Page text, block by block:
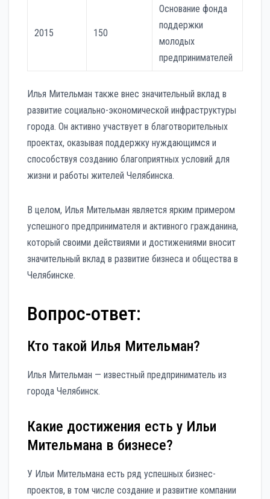
2015 150
Основание фонда
поддержки
молодых
предпринимателей
Илья Мительман также внес значительный вклад в
развитие социально-экономической инфраструктуры
города. Он активно участвует в благотворительных
проектах, оказывая поддержку нуждающимся и
способствуя созданию благоприятных условий для
жизни и работы жителей Челябинска.
В целом, Илья Мительман является ярким примером
успешного предпринимателя и активного гражданина,
который своими действиями и достижениями вносит
значительный вклад в развитие бизнеса и общества в
Челябинске.
Вопрос-ответ:
Кто такой Илья Мительман?
Илья Мительман — известный предприниматель из
города Челябинск.
Какие достижения есть у Ильи
Мительмана в бизнесе?
У Ильи Мительмана есть ряд успешных бизнес-
проектов, в том числе создание и развитие компании